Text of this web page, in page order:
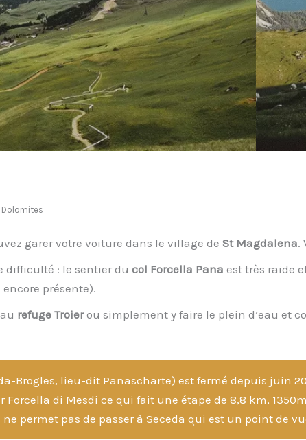
Dolomites
garer votre voiture dans le village de St Magdalena.
difficulté : le sentier du col Forcella Pana est très raide
présente).
refuge Troierou simplement y faire le plein d’eau et
Brogles, lieu-dit Panascharte) est fermé depuis juin
di Mesdi ce qui fait une étape de 8,8 km,
permet pas de passer à Seceda qui est un point de